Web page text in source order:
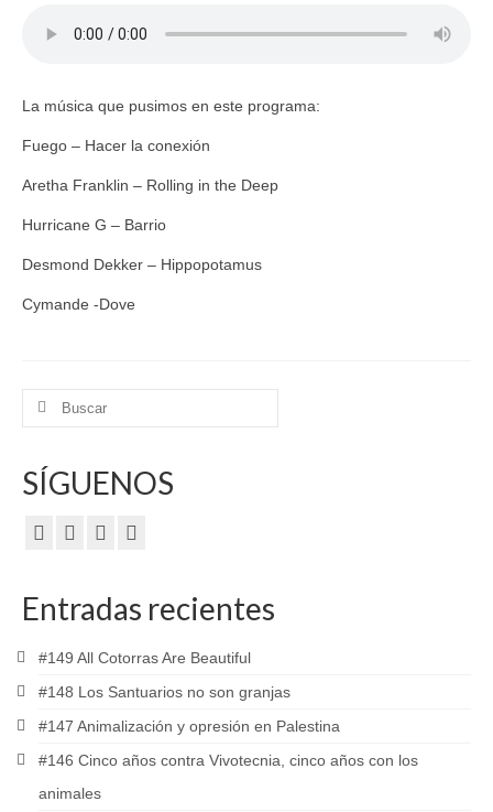
La música que pusimos en este programa:
Fuego – Hacer la conexión
Aretha Franklin – Rolling in the Deep
Hurricane G – Barrio
Desmond Dekker – Hippopotamus
Cymande -Dove
Buscar
SÍGUENOS
Entradas recientes
#149 All Cotorras Are Beautiful
#148 Los Santuarios no son granjas
#147 Animalización y opresión en Palestina
#146 Cinco años contra Vivotecnia, cinco años con los
animales